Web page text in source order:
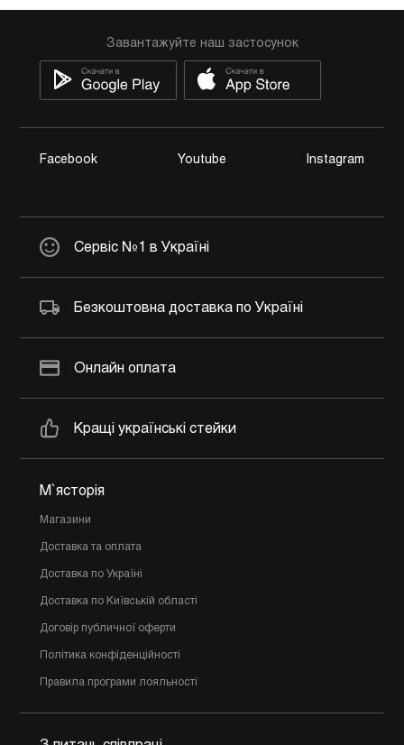
Завантажуйте наш застосунок
Facebook Youtube Instagram
Сервіс №1 в Україні
Безкоштовна доставка по Україні
Онлайн оплата
Кращі українські стейки
М`ясторія
Магазини
Доставка та оплата
Доставка по Україні
Доставка по Київській області
Договір публичної оферти
Політика конфіденційності
Правила програми лояльності